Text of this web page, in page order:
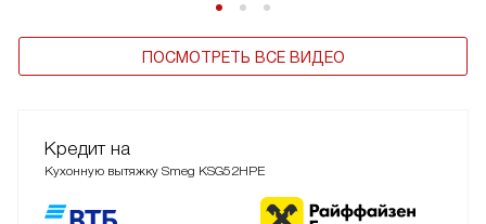
ПОСМОТРЕТЬ ВСЕ ВИДЕО
Кредит на
Кухонную вытяжку Smeg KSG52HPE